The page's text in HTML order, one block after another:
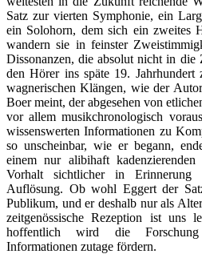
Satz zur vierten Symphonie, ein
ein Solohorn, dem sich ein zweites
wandern sie in feinster
Dissonanzen, die absolut nicht in die
den Hörer ins späte 19. Jahrhundert
wagnerischen Klängen, wie der
Boer meint, der abgesehen von
vor allem musikchronologisch
wissenswerten Informationen zu
so unscheinbar, wie er begann,
einem nur alibihaft
Vorhalt sichtlicher in
Auflösung. Ob wohl Eggert der
Publikum, und er deshalb nur als
zeitgenössische Rezeption ist uns
hoffentlich wird die
Informationen zutage fördern.